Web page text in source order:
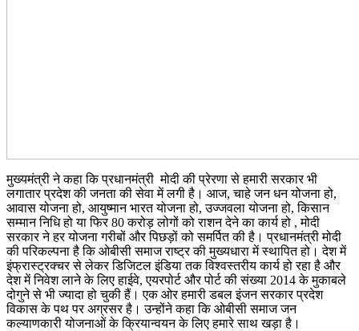
मुख्यमंत्री ने कहा कि प्रधानमंत्री मोदी की प्रेरणा से हमारी सरकार भी
लगातार प्रदेश की जनता की सेवा में लगी है। आज, चाहे जन धन योजना हो,
आवास योजना हो, आयुष्मान भारत योजना हो, उज्जवला योजना हो, किसान
सम्मान निधि हो या फिर 80 करोड़ लोगों को राशन देने का कार्य हो , मोदी
सरकार ने हर योजना गरीबों और पिछड़ों को समर्पित की है। प्रधानमंत्री मोदी
की परिकल्पना है कि ओबीसी समाज राष्ट्र की मुख्यधारा में स्थापित हो। देश में
इंफ्रास्ट्रक्चर से लेकर डिजिटल इंडिया तक विश्वस्तरीय कार्य हो रहा है और
देश में निवेश लाने के लिए हाईवे, एयरपोर्ट और पोर्ट की संख्या 2014 के मुकाबले
दोगुने से भी ज्यादा हो चुकी हैं। एक ओर हमारी डबल इंजन सरकार प्रदेश
विकास के पथ पर अग्रसर है। उन्होंने कहा कि ओबीसी समाज जन
कल्याणकारी योजनाओं के क्रियान्वयन के लिए हमारे साथ खड़ा है।